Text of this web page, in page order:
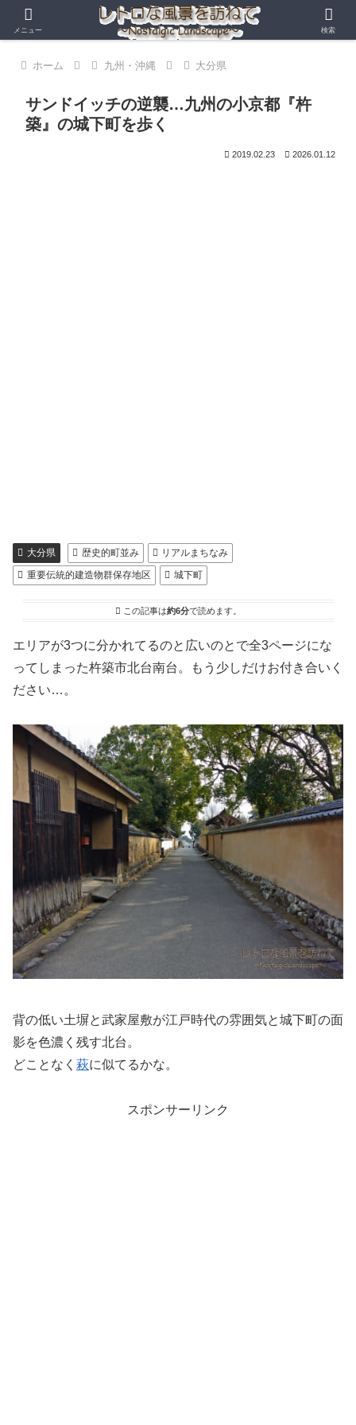
ホーム 九州・沖縄 大分県
サンドイッチの逆襲…九州の小京都『杵
築』の城下町を歩く
2019.02.23 2026.01.12
大分県 歴史的町並み
リアルまちなみ
重要伝統的建造物群保存地区
城下町
この記事は約6分で読めます。
エリアが3つに分かれてるのと広いのとで全3ページにな
ってしまった杵築市北台南台。もう少しだけお付き合いく
ださい…。
背の低い土塀と武家屋敷が江戸時代の雰囲気と城下町の面
影を色濃く残す北台。
どことなく 萩に似てるかな。
スポンサーリンク
メニュー 検索